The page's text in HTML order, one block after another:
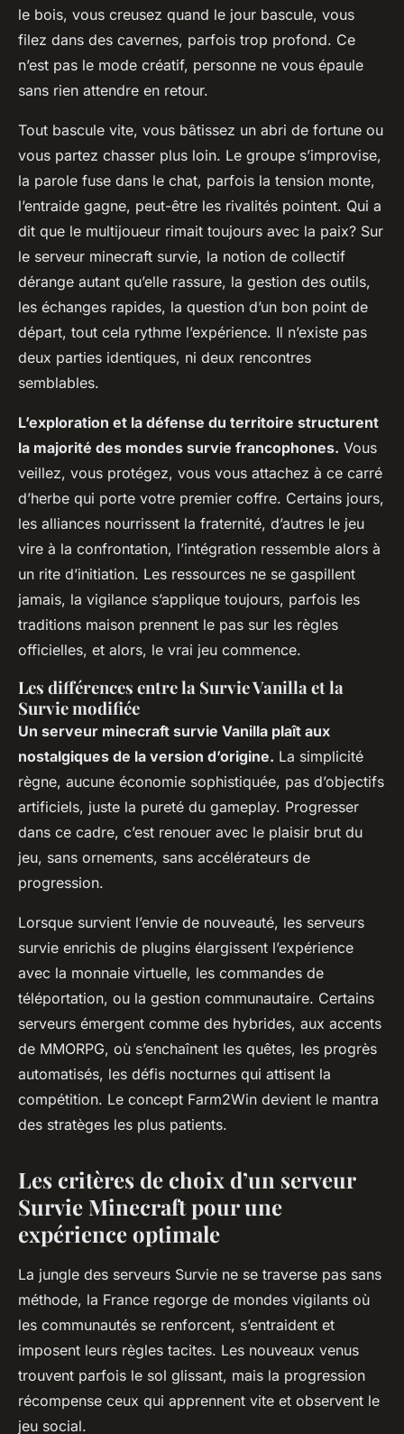
le bois, vous creusez quand le jour bascule, vous
filez dans des cavernes, parfois trop profond. Ce
n’est pas le mode créatif, personne ne vous épaule
sans rien attendre en retour.
Tout bascule vite, vous bâtissez un abri de fortune ou
vous partez chasser plus loin. Le groupe s’improvise,
la parole fuse dans le chat, parfois la tension monte,
l’entraide gagne, peut-être les rivalités pointent. Qui a
dit que le multijoueur rimait toujours avec la paix? Sur
le serveur minecraft survie, la notion de collectif
dérange autant qu’elle rassure, la gestion des outils,
les échanges rapides, la question d’un bon point de
départ, tout cela rythme l’expérience. Il n’existe pas
deux parties identiques, ni deux rencontres
semblables.
L’exploration et la défense du territoire structurent
la majorité des mondes survie francophones. Vous
veillez, vous protégez, vous vous attachez à ce carré
d’herbe qui porte votre premier coffre. Certains jours,
les alliances nourrissent la fraternité, d’autres le jeu
vire à la confrontation, l’intégration ressemble alors à
un rite d’initiation. Les ressources ne se gaspillent
jamais, la vigilance s’applique toujours, parfois les
traditions maison prennent le pas sur les règles
officielles, et alors, le vrai jeu commence.
Les différences entre la Survie Vanilla et la
Survie modifiée
Un serveur minecraft survie Vanilla plaît aux
nostalgiques de la version d’origine. La simplicité
règne, aucune économie sophistiquée, pas d’objectifs
artificiels, juste la pureté du gameplay. Progresser
dans ce cadre, c’est renouer avec le plaisir brut du
jeu, sans ornements, sans accélérateurs de
progression.
Lorsque survient l’envie de nouveauté, les serveurs
survie enrichis de plugins élargissent l’expérience
avec la monnaie virtuelle, les commandes de
téléportation, ou la gestion communautaire. Certains
serveurs émergent comme des hybrides, aux accents
de MMORPG, où s’enchaînent les quêtes, les progrès
automatisés, les défis nocturnes qui attisent la
compétition. Le concept Farm2Win devient le mantra
des stratèges les plus patients.
Les critères de choix d’un serveur
Survie Minecraft pour une
expérience optimale
La jungle des serveurs Survie ne se traverse pas sans
méthode, la France regorge de mondes vigilants où
les communautés se renforcent, s’entraident et
imposent leurs règles tacites. Les nouveaux venus
trouvent parfois le sol glissant, mais la progression
récompense ceux qui apprennent vite et observent le
jeu social.